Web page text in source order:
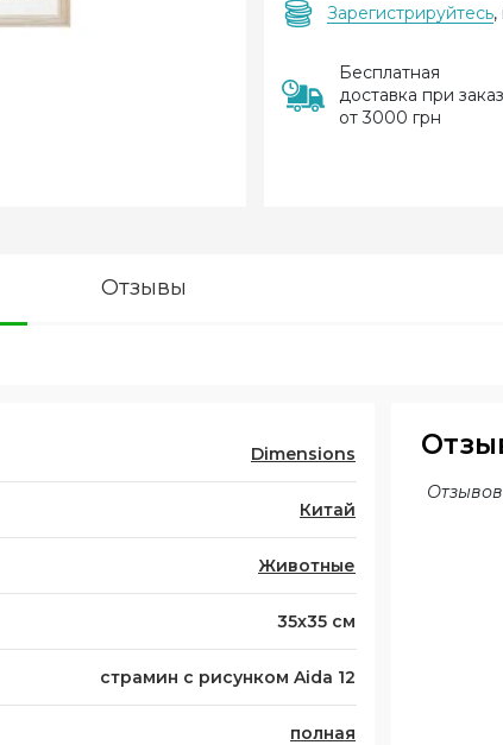
Зарегистрируйтесь,
Бесплатная
доставка при
от 3000 грн
Отзывы
Dimensions
Китай
Животные
35x35 см
страмин с рисунком Aida 12
полная